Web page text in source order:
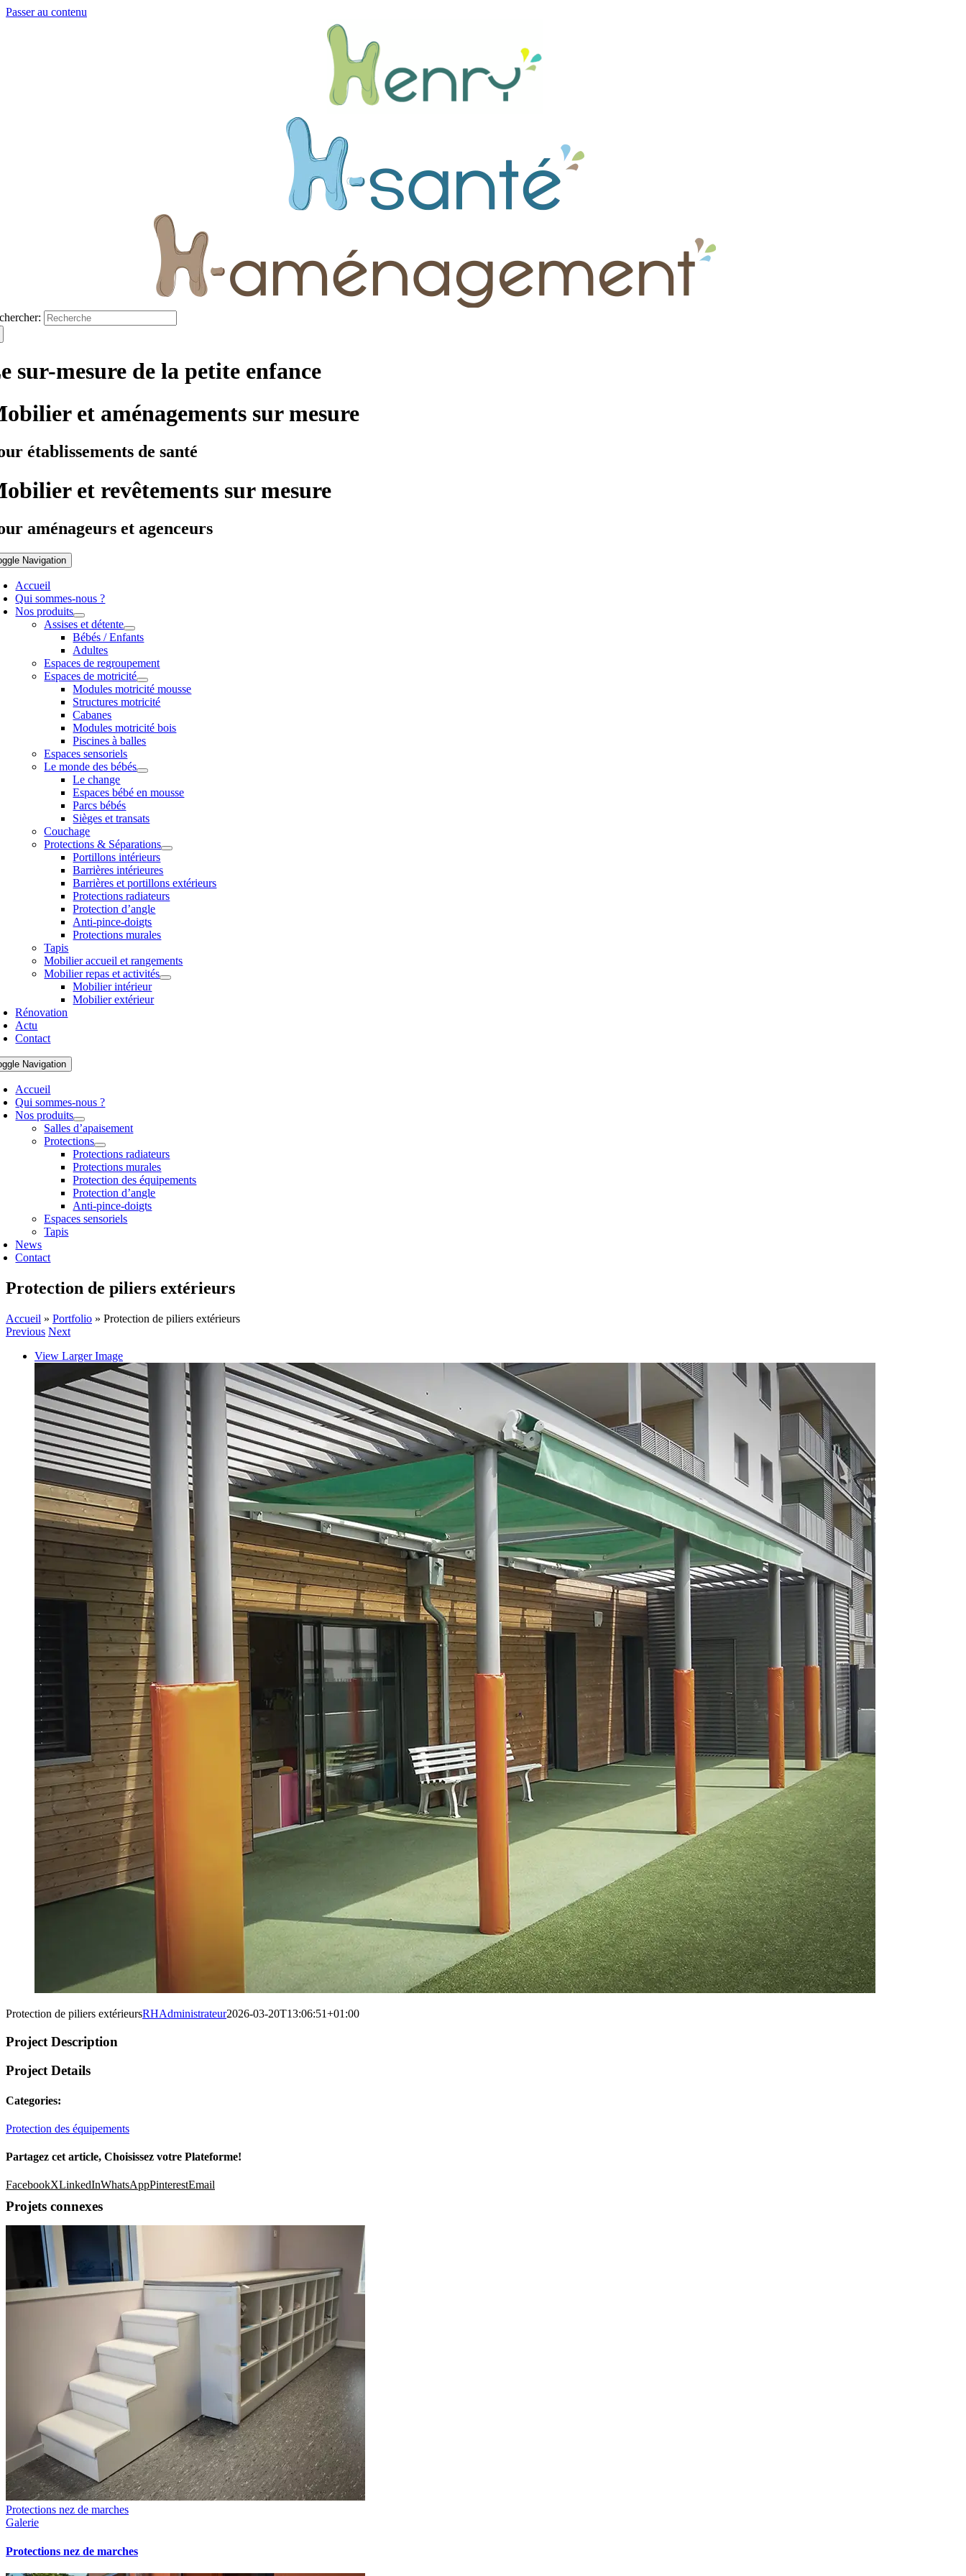
Passer au contenu
sur-mesure de la petite enfance
et aménagements sur mesure
établissements de santé
et revêtements sur mesure
aménageurs et agenceurs
Navigation
Accueil
Qui sommes-nous ?
Nos produits
Assises et détente
Bébés / Enfants
Adultes
Espaces de regroupement
Espaces de motricité
Modules motricité mousse
Structures motricité
Cabanes
Modules motricité bois
Piscines à balles
Espaces sensoriels
Le monde des bébés
Le change
Espaces bébé en mousse
Parcs bébés
Sièges et transats
Couchage
Protections & Séparations
Portillons intérieurs
Barrières intérieures
Barrières et portillons extérieurs
Protections radiateurs
Protection d’angle
Anti-pince-doigts
Protections murales
Tapis
Mobilier accueil et rangements
Mobilier repas et activités
Mobilier intérieur
Mobilier extérieur
Rénovation
Actu
Contact
Navigation
Accueil
Qui sommes-nous ?
Nos produits
Salles d’apaisement
Protections
Protections radiateurs
Protections murales
Protection des équipements
Protection d’angle
Anti-pince-doigts
Espaces sensoriels
Tapis
News
Contact
Protection de piliers extérieurs
Accueil » Portfolio » Protection de piliers extérieurs
Previous Next
View Larger Image
Protection de piliers extérieursRHAdministrateur2026-03-20T13:06:51+01:00
Project Description
Project Details
Categories:
Protection des équipements
Partagez cet article, Choisissez votre Plateforme!
FacebookXLinkedInWhatsAppPinterestEmail
Projets connexes
Protections nez de marches
Galerie
Protections nez de marches